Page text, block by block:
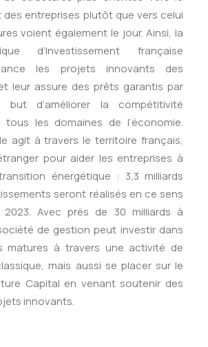
des entreprises plutôt que vers celui
voient également le jour. Ainsi, la
d’Investissement française
les projets innovants des
leur assure des prêts garantis par
but d’améliorer la compétitivité
tous les domaines de l’économie.
agit à travers le territoire français,
pour aider les entreprises à
énergétique : 3,3 milliards
seront réalisés en ce sens
Avec près de 30 milliards à
de gestion peut investir dans
matures à travers une activité de
mais aussi se placer sur le
Capital en venant soutenir des
innovants.